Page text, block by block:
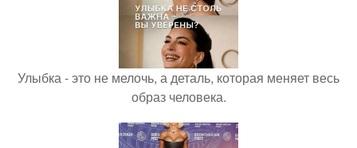
Улыбка - это не мелочь, а деталь, которая меняет весь
образ человека.